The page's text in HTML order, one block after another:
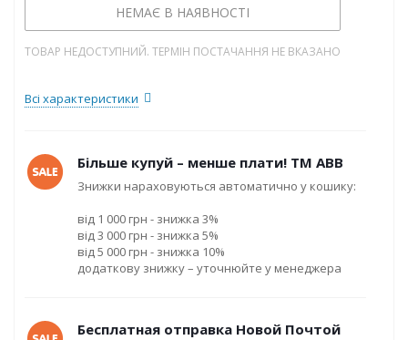
НЕМАЄ В НАЯВНОСТІ
ТОВАР НЕДОСТУПНИЙ. ТЕРМІН ПОСТАЧАННЯ НЕ ВКАЗАНО
Всі характеристики
Більше купуй – менше плати! ТМ ABB
Знижки нараховуються автоматично у кошику:
від 1 000 грн - знижка 3%
від 3 000 грн - знижка 5%
від 5 000 грн - знижка 10%
додаткову знижку – уточнюйте у менеджера
Бесплатная отправка Новой Почтой